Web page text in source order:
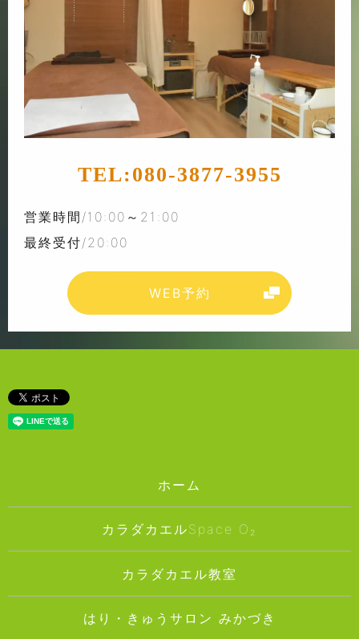
TEL:080-3877-3955
営業時間/10:00～21:00
最終受付/20:00
WEB予約
ホーム
カラダカエルSpace O₂
カラダカエル教室
はり・きゅうサロン みかづき